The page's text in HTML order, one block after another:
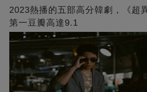
2023熱播的五部高分韓劇，《超
第一豆瓣高達9.1